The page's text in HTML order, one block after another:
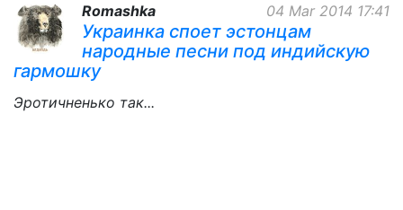
04 Mar 2014 17:41
Romashka
Украинка споет эстонцам
народные песни под индийскую
гармошку
Эротичненько так...